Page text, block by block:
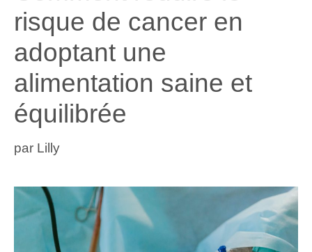
risque de cancer en
adoptant une
alimentation saine et
équilibrée
par Lilly